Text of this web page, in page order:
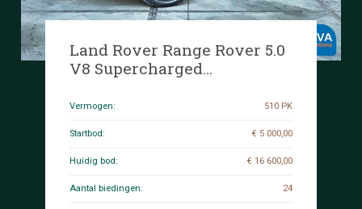
Land Rover Range Rover 5.0
V8 Supercharged
2011, 5-XXR-76
Vermogen: 510 PK
Startbod: € 5 000,00
Huidig bod: € 16 600,00
Aantal biedingen: 24